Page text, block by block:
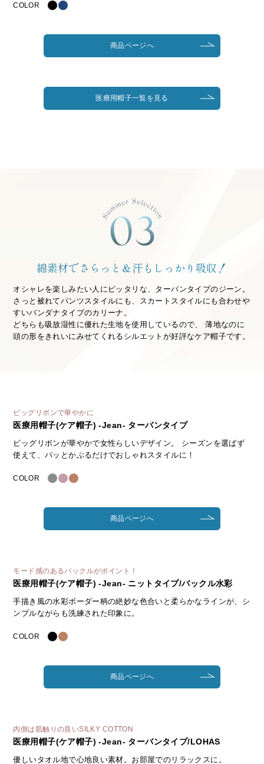
COLOR
商品ページへ
医療用帽子一覧を見る
綿素材でさらっと＆汗もしっかり吸収！
オシャレを楽しみたい人にピッタリな、ターバンタイプのジーン。
さっと被れてパンツスタイルにも、スカートスタイルにも合わせや
すいバンダナタイプのカリーナ。
どちらも吸放湿性に優れた生地を使用しているので、 薄地なのに
頭の形をきれいにみせてくれるシルエットが好評なケア帽子です。
ビッグリボンで華やかに
医療用帽子(ケア帽子) -Jean- ターバンタイプ
ビッグリボンが華やかで女性らしいデザイン。 シーズンを選ばず
使えて、パッとかぶるだけでおしゃれスタイルに！
COLOR
商品ページへ
モード感のあるバックルがポイント！
医療用帽子(ケア帽子) -Jean- ニットタイプ/バックル水彩
手描き風の水彩ボーダー柄の絶妙な色合いと柔らかなラインが、シ
ンプルながらも洗練された印象に。
COLOR
商品ページへ
内側は肌触りの良いSILKY COTTON
医療用帽子(ケア帽子) -Jean- ターバンタイプ/LOHAS
優しいタオル地で心地良い素材。お部屋でのリラックスに。